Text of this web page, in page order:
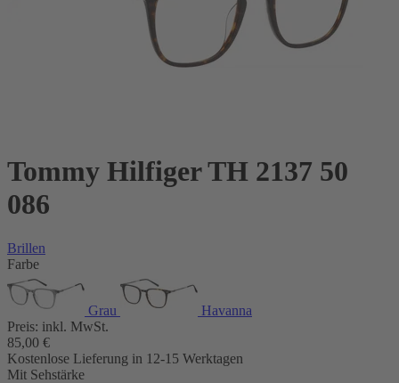
Tommy Hilfiger TH 2137 50
086
Brillen
Farbe
Grau
Havanna
Preis: inkl. MwSt.
85,00 €
Kostenlose Lieferung in 12-15 Werktagen
Mit Sehstärke